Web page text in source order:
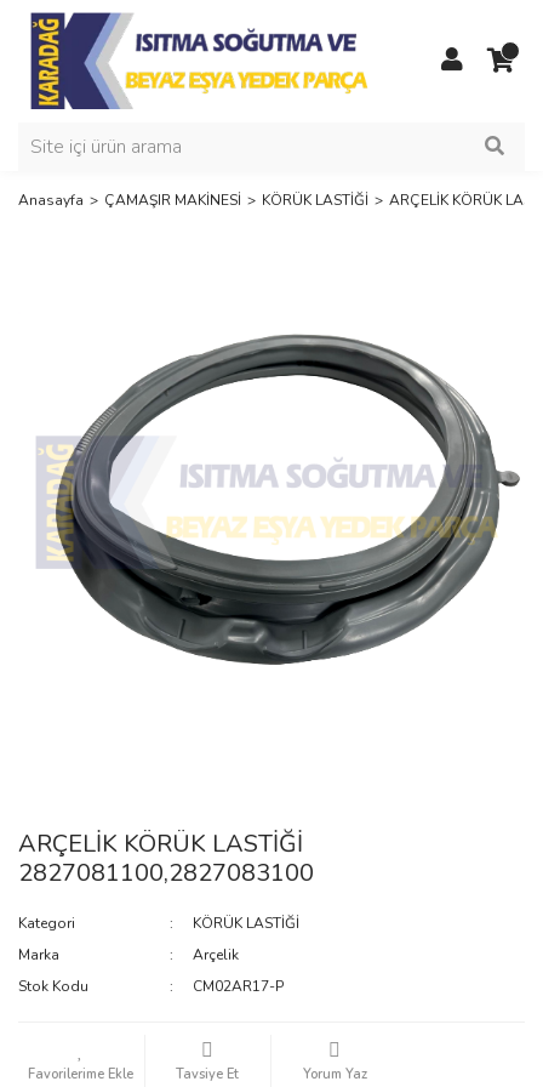
Anasayfa ÇAMAŞIR MAKİNESİ KÖRÜK LASTİĞİ ARÇELİK KÖRÜK
ARÇELİK KÖRÜK LASTİĞİ
2827081100,2827083100
Kategori
KÖRÜK LASTİĞİ
Marka
Arçelik
Stok Kodu
CM02AR17-P
Tavsiye Et Yorum Yaz